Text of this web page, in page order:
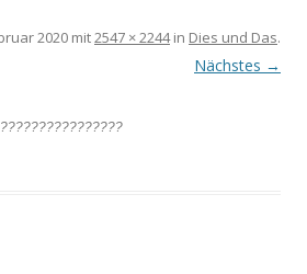
2020 mit2547 × 2244in Dies und Das.
Nächstes →
????????????????